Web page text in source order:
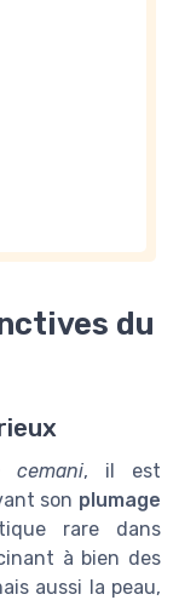
du
cemani, il est
son plumage
rare dans
à bien des
aussi la peau,